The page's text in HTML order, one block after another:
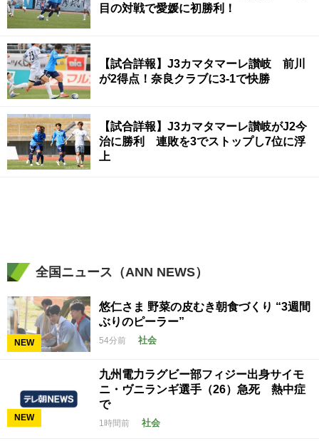
目の対戦で愛媛に初勝利！
【試合詳報】J3カマタマーレ讃岐 前川
が2得点！奈良クラブに3-1で快勝
【試合詳報】J3カマタマーレ讃岐がJ2今
治に勝利 連敗を3でストップし7位に浮
上
全国ニュース（ANN NEWS）
NEW
悠仁さま 野菜の皮むき朝食づくり “3週間
ぶりのピーラー”
54分前 社会
NEW
九州電力ラグビー部フィジー出身サイモ
ニ・ヴニランギ選手（26）急死 熱中症
で
1時間前 社会